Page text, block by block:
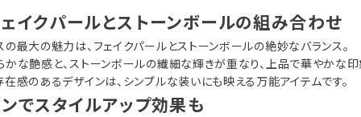
イクパールとストーンボールの組み合わせ
の最大の魅力は、フェイクパールとストーンボールの絶妙なバランス。
かな艶感と、ストーンボールの繊細な輝きが重なり、上品で華やかな印
在感のあるデザインは、シンプルな装いにも映える万能アイテムです。
でスタイルアップ効果も